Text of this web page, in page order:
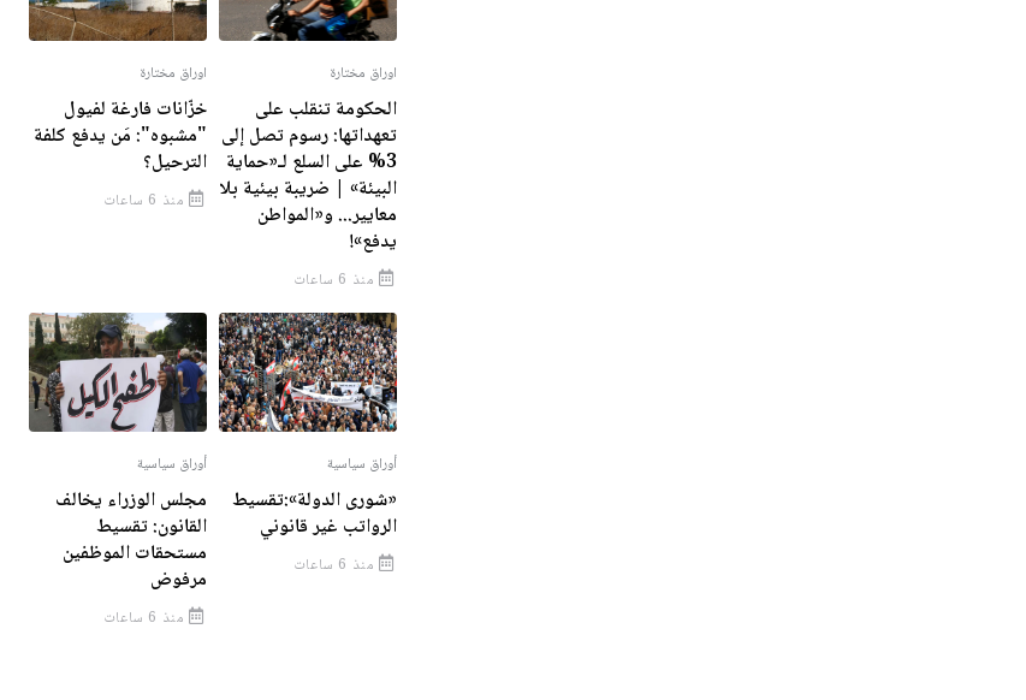
اوراق مختارة
الحكومة تنقلب على
تعهداتها: رسوم تصل إلى
3% على السلع لـ«حماية
البيئة» | ضريبة بيئية بلا
معايير... و«المواطن
يدفع»!
منذ 6 ساعات
اوراق مختارة
خزّانات فارغة لفيول
"مشبوه": مَن يدفع كلفة
الترحيل؟
منذ 6 ساعات
أوراق سياسية
«شورى الدولة»:تقسيط
الرواتب غير قانوني
منذ 6 ساعات
أوراق سياسية
مجلس الوزراء يخالف
القانون: تقسيط
مستحقات الموظفين
مرفوض
منذ 6 ساعات